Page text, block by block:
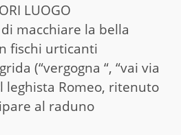
LUOGO
di macchiare la bella
fischi urticanti
(“vergogna “, “vai via
leghista Romeo, ritenuto
al raduno